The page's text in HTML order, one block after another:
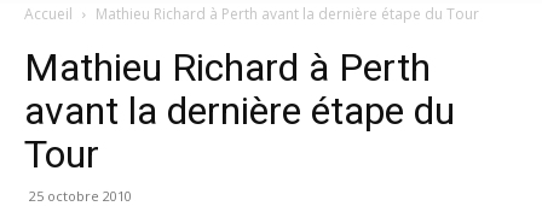
Accueil Mathieu Richard à Perth avant la dernière étape du Tour
Mathieu Richard à Perth
avant la dernière étape du
Tour
25 octobre 2010